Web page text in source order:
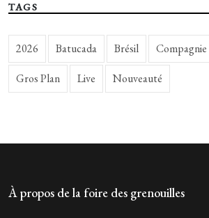
TAGS
2026 Batucada Brésil Compagnie
Gros Plan Live Nouveauté
À propos de la foire des grenouilles